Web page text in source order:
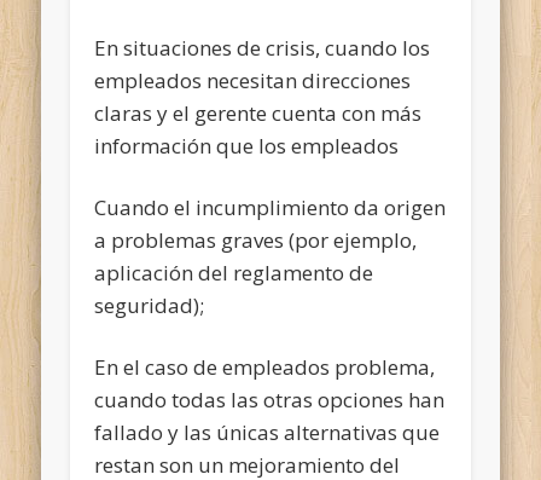
En situaciones de crisis, cuando los
empleados necesitan direcciones
claras y el gerente cuenta con más
información que los empleados
Cuando el incumplimiento da origen
a problemas graves (por ejemplo,
aplicación del reglamento de
seguridad);
En el caso de empleados problema,
cuando todas las otras opciones han
fallado y las únicas alternativas que
restan son un mejoramiento del